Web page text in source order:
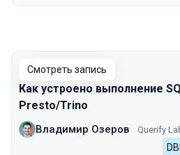
Смотреть запись
Как устроено выполнение
Presto/Trino
Владимир Озеров Querify